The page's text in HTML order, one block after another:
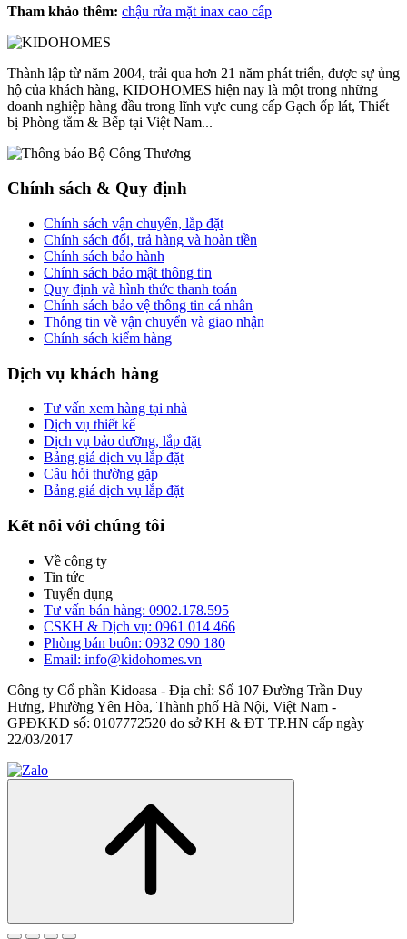
Tham khảo thêm: chậu rửa mặt inax cao cấp
Thành lập từ năm 2004, trải qua hơn 21 năm phát triển, được sự ủng
hộ của khách hàng, KIDOHOMES hiện nay là một trong những
doanh nghiệp hàng đầu trong lĩnh vực cung cấp Gạch ốp lát, Thiết
bị Phòng tắm & Bếp tại Việt Nam...
Chính sách & Quy định
Chính sách vận chuyển, lắp đặt
Chính sách đổi, trả hàng và hoàn tiền
Chính sách bảo hành
Chính sách bảo mật thông tin
Quy định và hình thức thanh toán
Chính sách bảo vệ thông tin cá nhân
Thông tin về vận chuyển và giao nhận
Chính sách kiểm hàng
Dịch vụ khách hàng
Tư vấn xem hàng tại nhà
Dịch vụ thiết kế
Dịch vụ bảo dưỡng, lắp đặt
Bảng giá dịch vụ lắp đặt
Câu hỏi thường gặp
Bảng giá dịch vụ lắp đặt
Kết nối với chúng tôi
Về công ty
Tin tức
Tuyển dụng
Tư vấn bán hàng: 0902.178.595
CSKH & Dịch vụ: 0961 014 466
Phòng bán buôn: 0932 090 180
Email: info@kidohomes.vn
Công ty Cổ phần Kidoasa - Địa chỉ: Số 107 Đường Trần Duy
Hưng, Phường Yên Hòa, Thành phố Hà Nội, Việt Nam -
GPĐKKD số: 0107772520 do sở KH & ĐT TP.HN cấp ngày
22/03/2017